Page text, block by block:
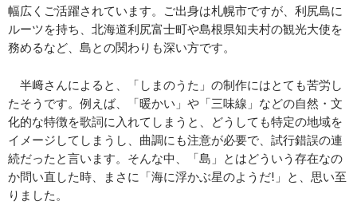
幅広くご活躍されています。ご出身は札幌市ですが、利尻島に
ルーツを持ち、北海道利尻富士町や島根県知夫村の観光大使を
務めるなど、島との関わりも深い方です。
半﨑さんによると、「しまのうた」の制作にはとても苦労し
たそうです。例えば、「暖かい」や「三味線」などの自然・文
化的な特徴を歌詞に入れてしまうと、どうしても特定の地域を
イメージしてしまうし、曲調にも注意が必要で、試行錯誤の連
続だったと言います。そんな中、「島」とはどういう存在なの
か問い直した時、まさに「海に浮かぶ星のようだ!」と、思い至
りました。